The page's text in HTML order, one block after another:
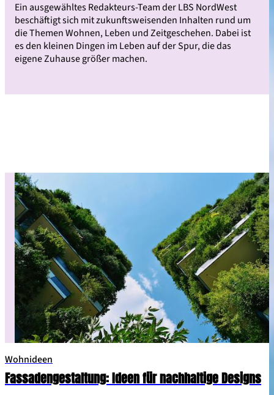
Ein ausgewähltes Redakteurs-Team der LBS NordWest
beschäftigt sich mit zukunftsweisenden Inhalten rund um
die Themen Wohnen, Leben und Zeitgeschehen. Dabei ist
es den kleinen Dingen im Leben auf der Spur, die das
eigene Zuhause größer machen.
Wohnideen
Fassadengestaltung: Ideen für nachhaltige Designs